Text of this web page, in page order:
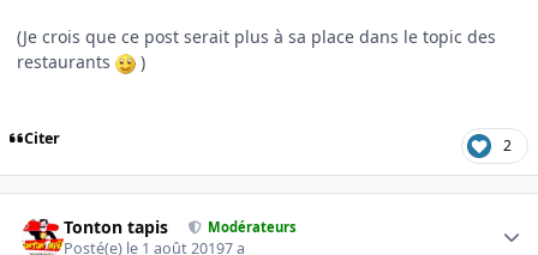
(Je crois que ce post serait plus à sa place dans le topic des
restaurants
)
Citer 2
Tonton tapis Modérateurs
Posté(e) le 1 août 20197 a